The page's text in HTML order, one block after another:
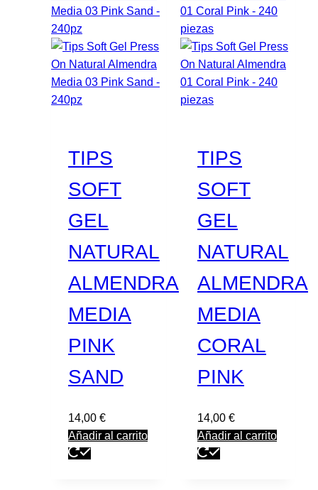
TIPS
SOFT
GEL
NATURAL
ALMENDRA
MEDIA
PINK
SAND
14,00 €
Añadir al carrito
TIPS
SOFT
GEL
NATURAL
ALMENDRA
MEDIA
CORAL
PINK
14,00 €
Añadir al carrito